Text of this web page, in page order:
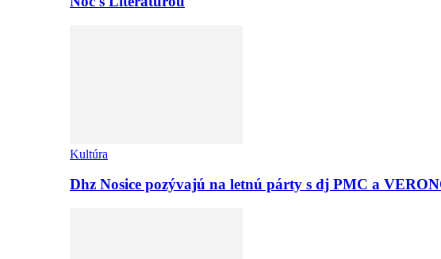
Kultúra
Dhz Nosice pozývajú na letnú párty s dj PMC a